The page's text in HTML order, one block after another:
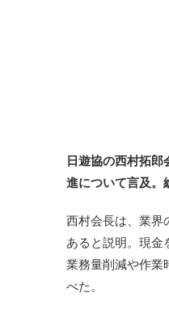
日遊協の西村拓
進について言及。
西村会長は、業界
あると説明。現金
業務量削減や作業
べた。